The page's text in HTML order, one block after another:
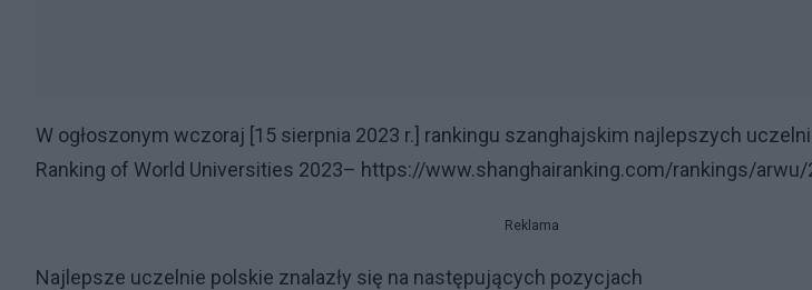
W ogłoszonym wczoraj [15 sierpnia 2023 r.] rankingu szanghajskim najlepszych
Ranking of World Universities 2023– https://www.shanghairanking.com/rankings/arwu/
Reklama
Najlepsze uczelnie polskie znalazły się na następujących pozycjach